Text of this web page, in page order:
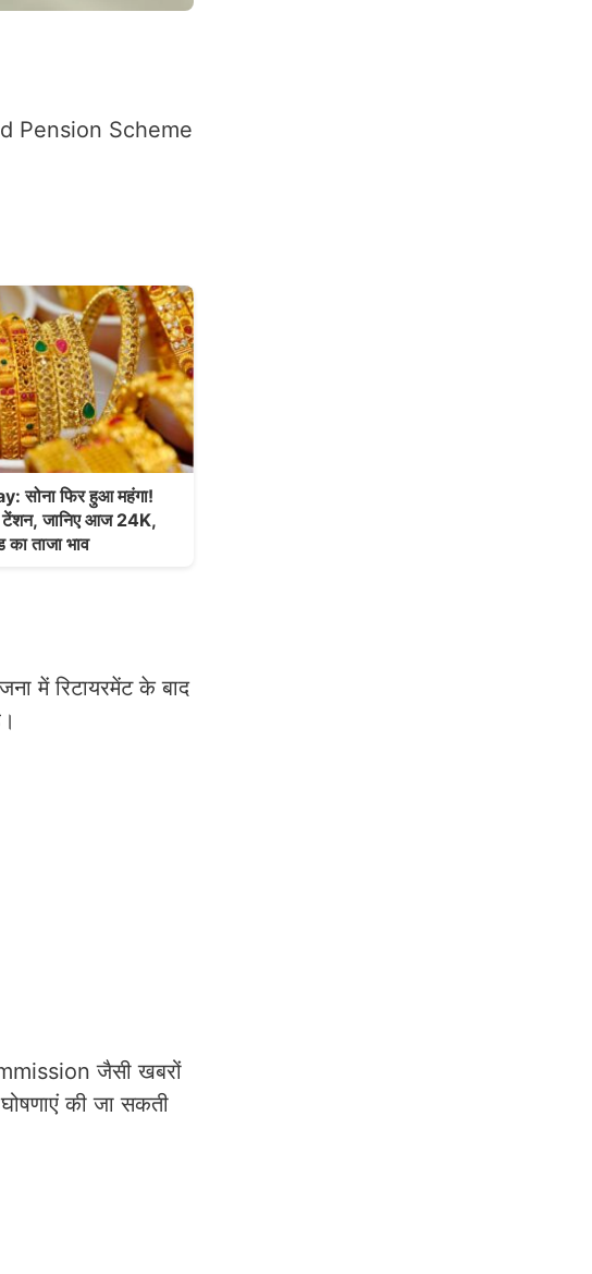
Pension Scheme
सोना फिर हुआ महंगा!
टेंशन, जानिए आज 24K,
ताजा भाव
में रिटायरमेंट के बाद
जैसी खबरों
की जा सकती